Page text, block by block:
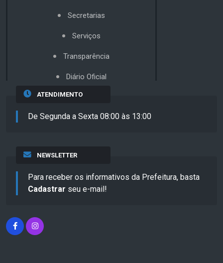
Secretarias
Serviços
Transparência
Diário Oficial
ATENDIMENTO
De Segunda a Sexta 08:00 às 13:00
NEWSLETTER
Para receber os informativos da Prefeitura, basta
Cadastrar seu e-mail!